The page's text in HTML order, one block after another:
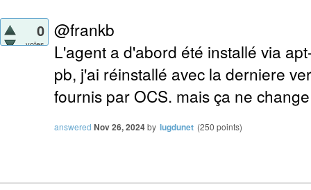
0
votes
@frankb
L'agent a d'abord été installé via
pb, j'ai réinstallé avec la derniere
fournis par OCS. mais ça ne
answered Nov 26, 2024by lugdunet (250 points)